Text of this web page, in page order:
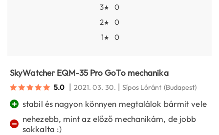
3★
0
2★
0
1★ 0
SkyWatcher EQM-35 Pro GoTo mechanika
5.0 | 2021. 03. 30. |Sípos Lóránt (Budapest)
+ stabil és nagyon könnyen megtalálok bármit vele
−
nehezebb, mint az előző mechanikám, de jobb
sokkalta :)